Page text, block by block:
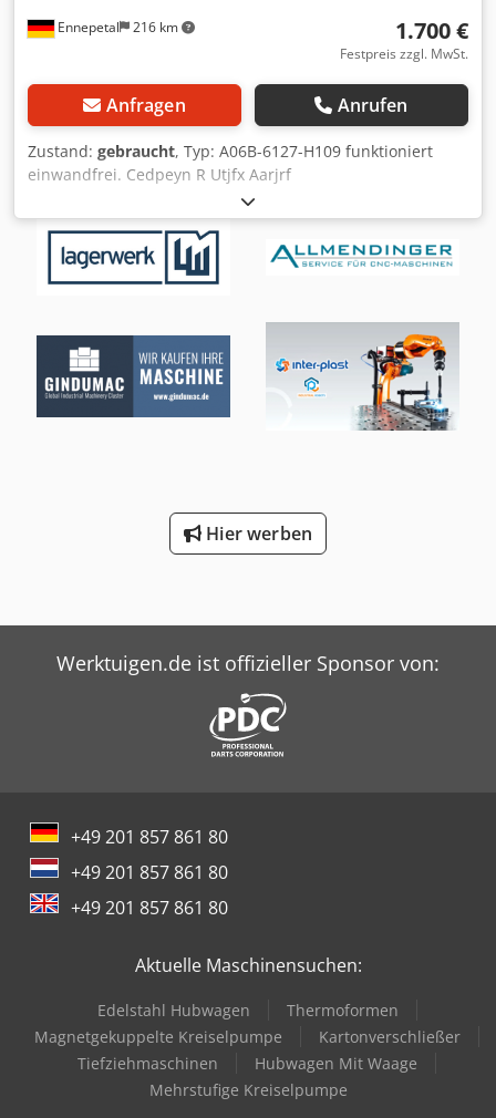
Ennepetal 216 km 1.700 €
Festpreis zzgl. MwSt.
Anfragen Anrufen
Zustand: gebraucht, Typ: A06B-6127-H109 funktioniert
einwandfrei. Cedpeyn R Utjfx Aarjrf
Hier werben
Werktuigen.de ist offizieller Sponsor von:
+49 201 857 861 80
+49 201 857 861 80
+49 201 857 861 80
Aktuelle Maschinensuchen:
Edelstahl Hubwagen
Thermoformen
Magnetgekuppelte Kreiselpumpe
Kartonverschließer
Tiefziehmaschinen
Hubwagen Mit Waage
Mehrstufige Kreiselpumpe